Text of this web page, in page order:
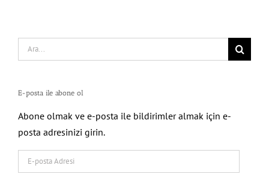
Search
for:
E-posta ile abone ol
Abone olmak ve e-posta ile bildirimler almak için e-
posta adresinizi girin.